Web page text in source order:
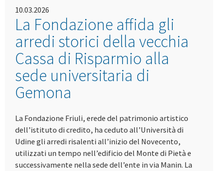
10.03.2026
La Fondazione affida gli
arredi storici della vecchia
Cassa di Risparmio alla
sede universitaria di
Gemona
La Fondazione Friuli, erede del patrimonio artistico
dell’istituto di credito, ha ceduto all’Università di
Udine gli arredi risalenti all’inizio del Novecento,
utilizzati un tempo nell’edificio del Monte di Pietà e
successivamente nella sede dell’ente in via Manin. La